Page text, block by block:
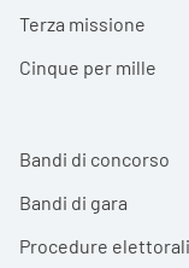
Terza missione
Cinque per mille
Bandi di concorso
Bandi di gara
Procedure elettorali